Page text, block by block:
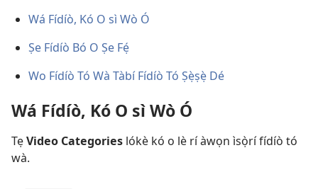
Wá Fídíò, Kó O sì Wò Ó
Ṣe Fídíò Bó O Ṣe Fẹ́
Wo Fídíò Tó Wà Tàbí Fídíò Tó Ṣẹ̀ṣẹ̀ Dé
Wá Fídíò, Kó O sì Wò Ó
TẹVideo Categories lókè kó o lè rí àwọn ìsọ̀rí fídíò tó
wà.